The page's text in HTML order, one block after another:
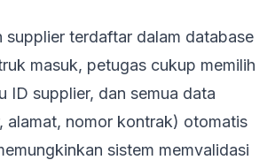
supplier terdaftar dalam database
masuk, petugas cukup memilih
ID supplier, dan semua data
alamat, nomor kontrak) otomatis
sistem memvalidasi